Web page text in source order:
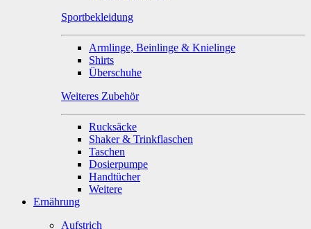
Sportbekleidung
Armlinge, Beinlinge & Knielinge
Shirts
Überschuhe
Weiteres Zubehör
Rucksäcke
Shaker & Trinkflaschen
Taschen
Dosierpumpe
Handtücher
Weitere
Ernährung
Aufstrich